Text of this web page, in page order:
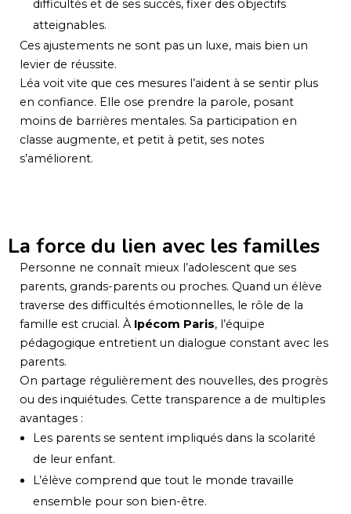
difficultés et de ses succès, fixer des objectifs
atteignables.
Ces ajustements ne sont pas un luxe, mais bien un
levier de réussite.
Léa voit vite que ces mesures l’aident à se sentir plus
en confiance. Elle ose prendre la parole, posant
moins de barrières mentales. Sa participation en
classe augmente, et petit à petit, ses notes
s’améliorent.
La force du lien avec les familles
Personne ne connaît mieux l’adolescent que ses
parents, grands-parents ou proches. Quand un élève
traverse des difficultés émotionnelles, le rôle de la
famille est crucial. À Ipécom Paris, l’équipe
pédagogique entretient un dialogue constant avec les
parents.
On partage régulièrement des nouvelles, des progrès
ou des inquiétudes. Cette transparence a de multiples
avantages :
Les parents se sentent impliqués dans la scolarité
de leur enfant.
L’élève comprend que tout le monde travaille
ensemble pour son bien-être.